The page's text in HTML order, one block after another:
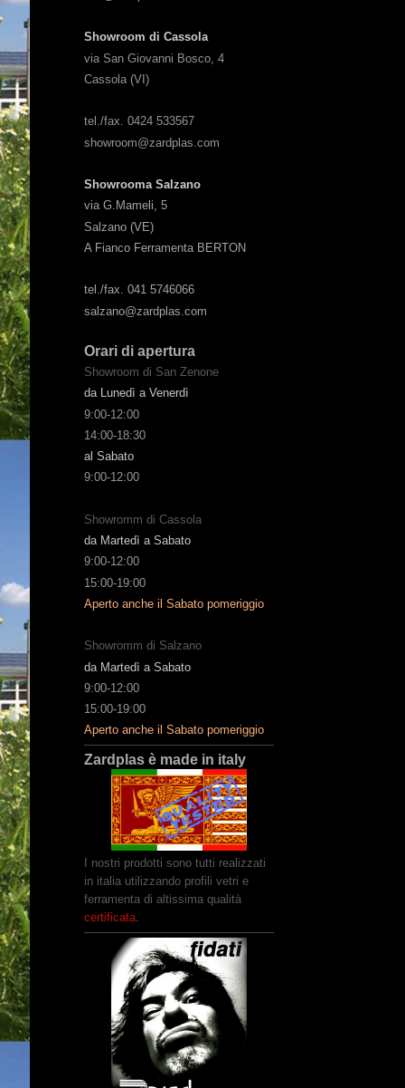
Showroom di Cassola
via San Giovanni Bosco, 4
Cassola (VI)
tel./fax. 0424 533567
showroom@zardplas.com
Showrooma Salzano
via G.Mameli, 5
Salzano (VE)
A Fianco Ferramenta BERTON
tel./fax. 041 5746066
salzano@zardplas.com
Orari di apertura
Showroom di San Zenone
da Lunedì a Venerdì
9:00-12:00
14:00-18:30
al Sabato
9:00-12:00
Showromm di Cassola
da Martedì a Sabato
9:00-12:00
15:00-19:00
Aperto anche il Sabato pomeriggio
Showromm di Salzano
da Martedì a Sabato
9:00-12:00
15:00-19:00
Aperto anche il Sabato pomeriggio
Zardplas è made in italy
I nostri prodotti sono tutti realizzati
in italia utilizzando profili vetri e
ferramenta di altissima qualità
certificata.